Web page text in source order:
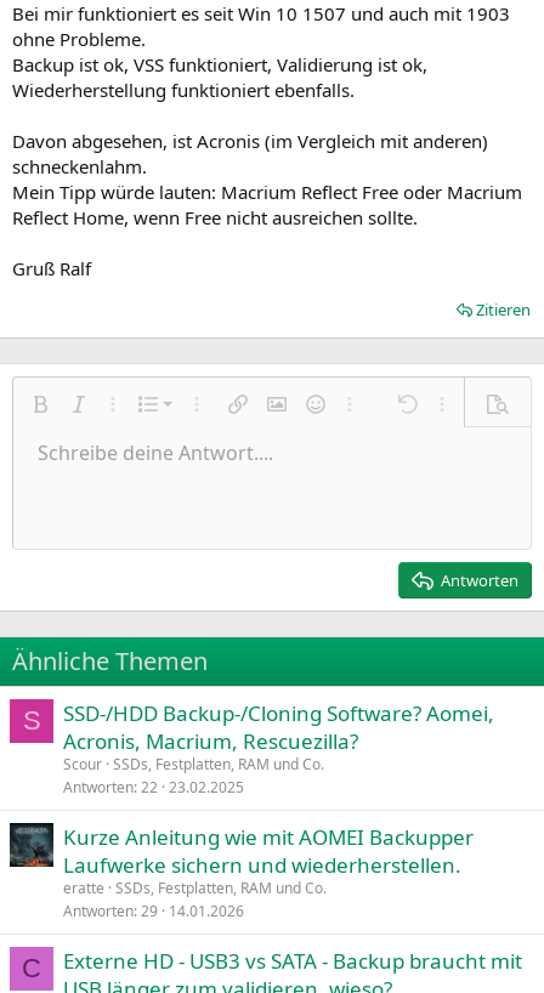
Bei mir funktioniert es seit Win 10 1507 und auch mit 1903
ohne Probleme.
Backup ist ok, VSS funktioniert, Validierung ist ok,
Wiederherstellung funktioniert ebenfalls.
Davon abgesehen, ist Acronis (im Vergleich mit anderen)
schneckenlahm.
Mein Tipp würde lauten: Macrium Reflect Free oder Macrium
Reflect Home, wenn Free nicht ausreichen sollte.
Gruß Ralf
Zitieren
Fett KursivWeitere Einstellungen…
Liste
Nummerierte Liste
Ungeordnete Liste
Weitere Einstellungen…
Link einfügen
Bild einfügen
SmileysWeitere Einstellungen…
Rückgängig
Weitere
Schriftgröße
9
22
26
TextfarbeSchriftfamilie
Arial
Times New Roman
Trebuchet MS
Verdana
Durchgestrichen
Unterstrichen
Inline-Code
AusrichtungLinksbündig
Paragraph format
Normal
Heading 2
ZitatMedienTabelle einfügen
Insert horizontal line
SpoilerCode
Wiederholen
BBCode umschalten
Formatierung entfernen
EntwürfeEntwurf speichern
Schreibe deine Antwort....
Antworten
Ähnliche Themen
S
SSD-/HDD Backup-/Cloning Software? Aomei,
Acronis, Macrium, Rescuezilla?
Scour SSDs, Festplatten, RAM und Co.
Antworten 22 23.02.2025
Kurze Anleitung wie mit AOMEI Backupper
Laufwerke sichern und wiederherstellen.
eratte SSDs, Festplatten, RAM und Co.
Antworten 29 14.01.2026
C
Externe HD - USB3 vs SATA - Backup braucht mit